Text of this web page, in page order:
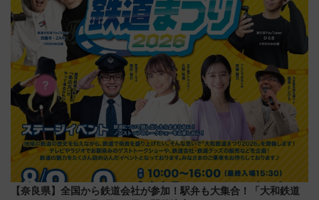
験ブースも アクセスや申込方法
を解説
【奈良県】全国から鉄道会社が参加！駅弁も大集合！「大和鉄道